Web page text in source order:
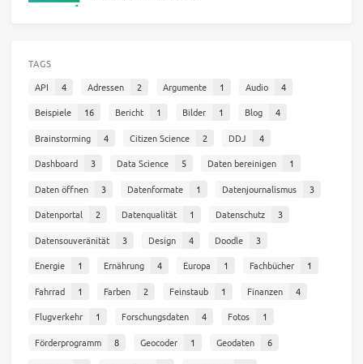
TAGS
API
4 Adressen 2 Argumente 1 Audio
4
Beispiele
16 Bericht 1 Bilder 1 Blog
4
Brainstorming
4 Citizen Science 2 DDJ
4
Dashboard
3 Data Science 5 Daten bereinigen
1
Daten öffnen
3 Datenformate 1 Datenjournalismus
3
Datenportal
2 Datenqualität 1 Datenschutz
3
Datensouveränität
3 Design 4 Doodle
3
Energie
1 Ernährung 4 Europa 1 Fachbücher
1
Fahrrad
1 Farben 2 Feinstaub 1 Finanzen
4
Flugverkehr
1 Forschungsdaten 4 Fotos
1
Förderprogramm
8 Geocoder 1 Geodaten
6